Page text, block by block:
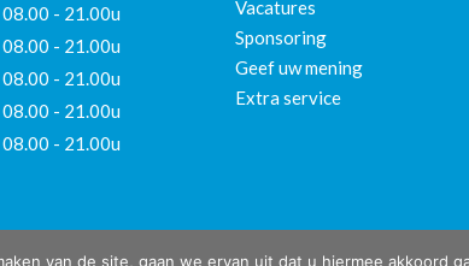
08.00 - 21.00u
08.00 - 21.00u
08.00 - 21.00u
08.00 - 21.00u
08.00 - 21.00u
Vacatures
Sponsoring
Geef uw mening
Extra service
van de site, gaan we ervan uit dat u hiermee akkoord